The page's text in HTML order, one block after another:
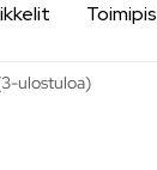
ulostuloa)